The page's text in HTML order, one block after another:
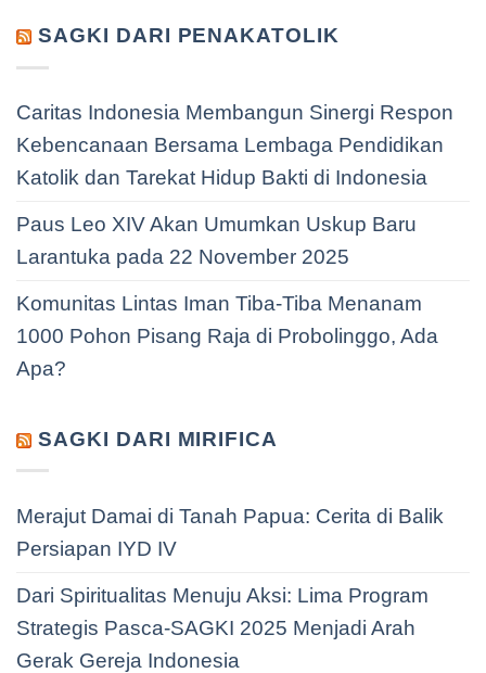
SAGKI DARI PENAKATOLIK
Caritas Indonesia Membangun Sinergi Respon
Kebencanaan Bersama Lembaga Pendidikan
Katolik dan Tarekat Hidup Bakti di Indonesia
Paus Leo XIV Akan Umumkan Uskup Baru
Larantuka pada 22 November 2025
Komunitas Lintas Iman Tiba-Tiba Menanam
1000 Pohon Pisang Raja di Probolinggo, Ada
Apa?
SAGKI DARI MIRIFICA
Merajut Damai di Tanah Papua: Cerita di Balik
Persiapan IYD IV
Dari Spiritualitas Menuju Aksi: Lima Program
Strategis Pasca-SAGKI 2025 Menjadi Arah
Gerak Gereja Indonesia